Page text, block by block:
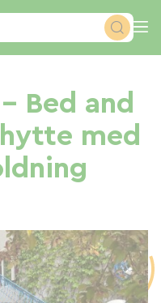
Bed and
med